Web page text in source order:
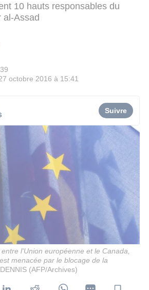
10 hauts responsables du
al-Assad
octobre 2016 à 15:41
Suivre
l'Union européenne et le Canada,
menacée par le blocage de la
(AFP/Archives)